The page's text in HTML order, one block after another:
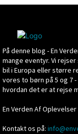
På denne blog - En
mange eventyr. Vi
bil i Europa eller større
vores to børn på 5 og 7
hvordan det er at rejse
En Verden Af
Kontakt os på: